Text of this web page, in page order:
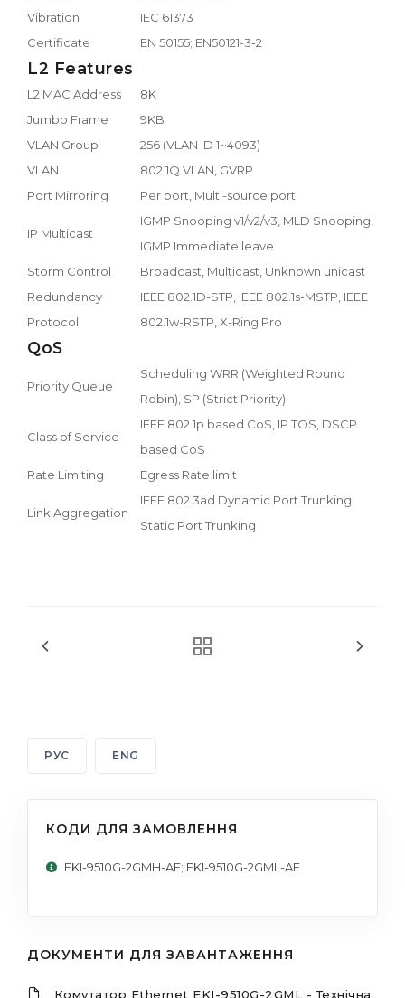
Vibration
IEC 61373
Certificate
EN 50155; EN50121-3-2
L2 Features
L2 MAC Address
8K
Jumbo Frame
9KB
VLAN Group
256 (VLAN ID 1~4093)
VLAN
802.1Q VLAN, GVRP
Port Mirroring
Per port, Multi-source port
IP Multicast
IGMP Snooping v1/v2/v3, MLD Snooping,
IGMP Immediate leave
Storm Control
Broadcast, Multicast, Unknown unicast
Redundancy
Protocol
IEEE 802.1D-STP, IEEE 802.1s-MSTP, IEEE
802.1w-RSTP, X-Ring Pro
QoS
Priority Queue
Scheduling WRR (Weighted Round
Robin), SP (Strict Priority)
Class of Service
IEEE 802.1p based CoS, IP TOS, DSCP
based CoS
Rate Limiting
Egress Rate limit
Link Aggregation
IEEE 802.3ad Dynamic Port Trunking,
Static Port Trunking
РУС ENG
КОДИ ДЛЯ ЗАМОВЛЕННЯ
EKI-9510G-2GMH-AE; EKI-9510G-2GML-AE
ДОКУМЕНТИ ДЛЯ ЗАВАНТАЖЕННЯ
Комутатор Ethernet EKI-9510G-2GML - Технічна